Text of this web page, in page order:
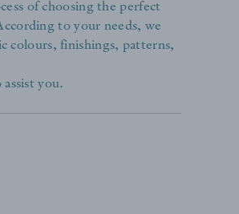
of choosing the perfect
to your needs, we
colours, finishings, patterns,
you.